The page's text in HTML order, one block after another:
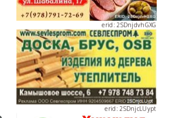
делают практически
невозможное.
07/08/2026 10:13 4401
erid: 2SDnjcLUypt